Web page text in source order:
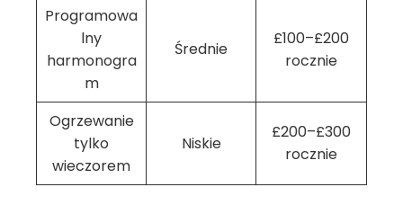
Programowa
lny
harmonogra
m
Średnie
£100–£200
rocznie
Ogrzewanie
tylko
wieczorem
Niskie
£200–£300
rocznie